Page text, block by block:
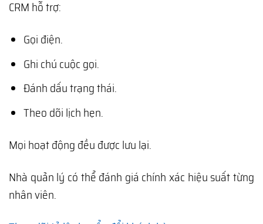
CRM hỗ trợ:
Gọi điện.
Ghi chú cuộc gọi.
Đánh dấu trạng thái.
Theo dõi lịch hẹn.
Mọi hoạt động đều được lưu lại.
Nhà quản lý có thể đánh giá chính xác hiệu suất từng
nhân viên.